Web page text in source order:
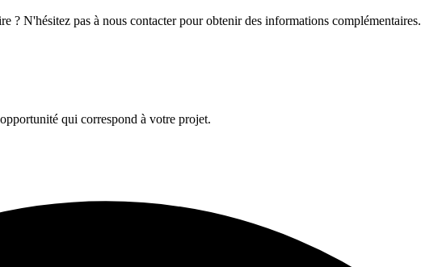
? N'hésitez pas à nous contacter pour obtenir des informations complémentaires.
qui correspond à votre projet.